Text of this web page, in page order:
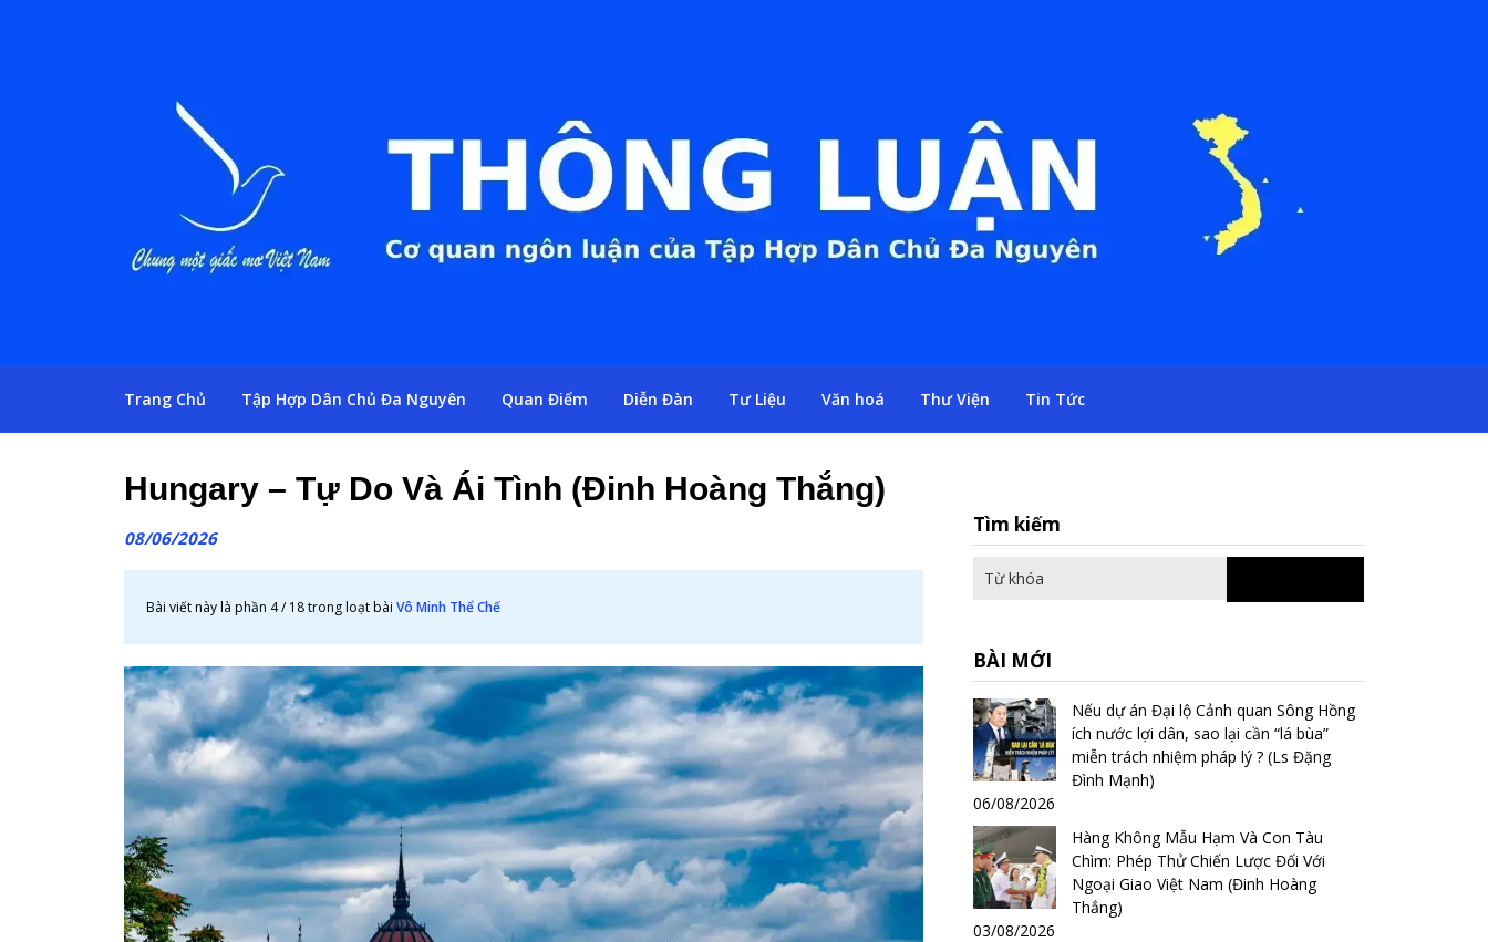
Trang Chủ Tập Hợp Dân Chủ Đa Nguyên Quan Điểm Diễn Đàn Tư Liệu Văn hoá Thư Viện Tin Tức
Hungary – Tự Do Và Ái Tình (Đinh Hoàng Thắng)
08/06/2026
Bài viết này là phần 4 / 18 trong loạt bài Vô Minh Thể Chế
Tìm kiếm
for:
BÀI MỚI
Nếu dự án Đại lộ Cảnh quan Sông Hồng
ích nước lợi dân, sao lại cần “lá bùa”
miễn trách nhiệm pháp lý ? (Ls Đặng
Đình Mạnh)
06/08/2026
Hàng Không Mẫu Hạm Và Con Tàu
Chìm: Phép Thử Chiến Lược Đối Với
Ngoại Giao Việt Nam (Đinh Hoàng
Thắng)
03/08/2026